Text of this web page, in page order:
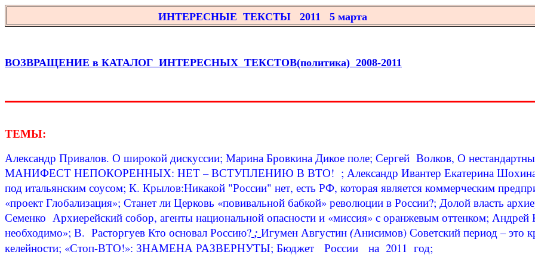
ИНТЕРЕСНЫЕ ТЕКСТЫ 2011 5 марта
ВОЗВРАЩЕНИЕ в КАТАЛОГ ИНТЕРЕСНЫХ ТЕКСТОВ(политика) 2008-2011
ТЕМЫ:
Александр Привалов. О широкой дискуссии; Марина Бровкина Дикое поле; Сергей Волков, О
МАНИФЕСТ НЕПОКОРЕННЫХ: НЕТ – ВСТУПЛЕНИЮ В ВТО! ; Александр Ивантер Екатерина Шохина
под итальянским соусом; К. Крылов:Никакой "России" нет, есть РФ, которая является коммерческим
«проект Глобализация»; Станет ли Церковь «повивальной бабкой» революции в России?; Долой власть
Семенко Архиерейский собор, агенты национальной опасности и «миссия» с оранжевым оттенком; Андрей
необходимо»; В. Расторгуев Кто основал Россию? ; Игумен Августин (Анисимов) Советский период – это
келейности; «Стоп-ВТО!»: ЗНАМЕНА РАЗВЕРНУТЫ; Бюджет России на 2011 год;